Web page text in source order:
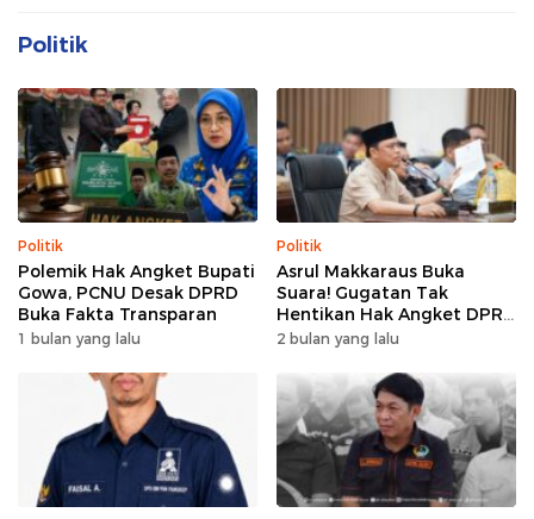
Politik
Politik
Polemik Hak Angket Bupati
Gowa, PCNU Desak DPRD
Buka Fakta Transparan
1 bulan yang lalu
Politik
Asrul Makkaraus Buka
Suara! Gugatan Tak
Hentikan Hak Angket DPRD
Gowa
2 bulan yang lalu